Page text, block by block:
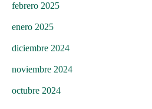
febrero 2025
enero 2025
diciembre 2024
noviembre 2024
octubre 2024